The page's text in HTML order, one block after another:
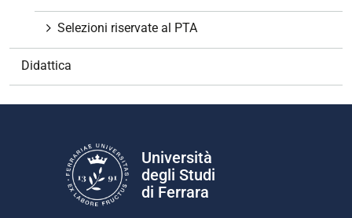
Selezioni riservate al PTA
Didattica
Università
degli Studi
di Ferrara